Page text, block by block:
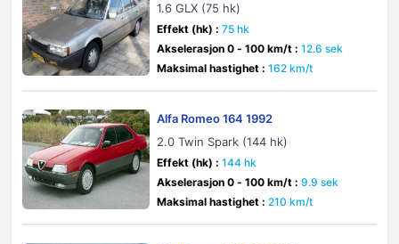
1.6 GLX (75 hk)
Effekt (hk) : 75 hk
Akselerasjon 0 - 100 km/t : 12.6 sek
Maksimal hastighet : 162 km/t
Alfa Romeo 164 1992
2.0 Twin Spark (144 hk)
Effekt (hk) : 144 hk
Akselerasjon 0 - 100 km/t : 9.9 sek
Maksimal hastighet : 210 km/t